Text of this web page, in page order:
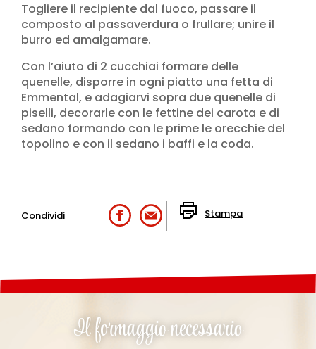
Il formaggio necessario
Togliere il recipiente dal fuoco, passare il
composto al passaverdura o frullare; unire il
burro ed amalgamare.
Con l’aiuto di 2 cucchiai formare delle
quenelle, disporre in ogni piatto una fetta di
Emmental, e adagiarvi sopra due quenelle di
piselli, decorarle con le fettine dei carota e di
sedano formando con le prime le orecchie del
topolino e con il sedano i baffi e la coda.
Condividi Stampa